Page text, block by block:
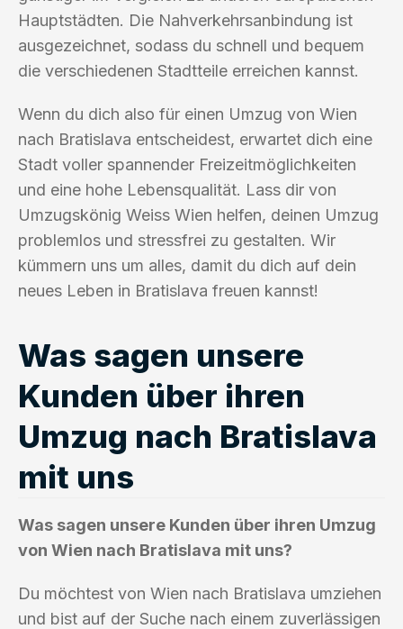
Hauptstädten. Die Nahverkehrsanbindung ist
ausgezeichnet, sodass du schnell und bequem
die verschiedenen Stadtteile erreichen kannst.
Wenn du dich also für einen Umzug von Wien
nach Bratislava entscheidest, erwartet dich eine
Stadt voller spannender Freizeitmöglichkeiten
und eine hohe Lebensqualität. Lass dir von
Umzugskönig Weiss Wien helfen, deinen Umzug
problemlos und stressfrei zu gestalten. Wir
kümmern uns um alles, damit du dich auf dein
neues Leben in Bratislava freuen kannst!
Was sagen unsere
Kunden über ihren
Umzug nach Bratislava
mit uns
Was sagen unsere Kunden über ihren Umzug
von Wien nach Bratislava mit uns?
Du möchtest von Wien nach Bratislava umziehen
und bist auf der Suche nach einem zuverlässigen